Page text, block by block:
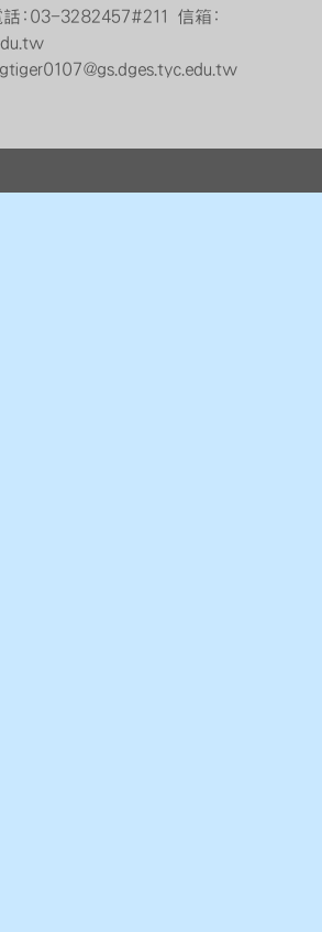
話:03-3282457#211 信箱: